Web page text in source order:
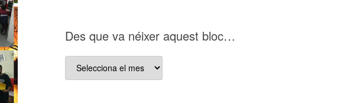
D es que va néixer aquest bloc…
D es
que